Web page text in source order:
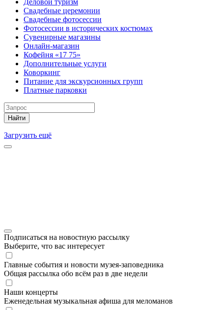
Свадебные церемонии
Свадебные фотосессии
Фотосессии в исторических костюмах
Сувенирные магазины
Онлайн-магазин
Кофейня «17 75»
Дополнительные услуги
Коворкинг
Питание для экскурсионных групп
Платные парковки
Найти
Загрузить ещё
Подписаться на новостную рассылку
Выберите, что вас интересует
Главные события и новости музея-заповедника
Общая рассылка обо всём раз в две недели
Наши концерты
Еженедельная музыкальная афиша для меломанов